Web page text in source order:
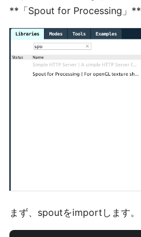
**「Spout for Processing」**
まず、spoutをimportします。